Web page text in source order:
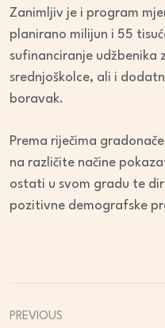
Zanimljiv je i program
planirano milijun i 55
sufinanciranje udžbenika
srednjoškolce, ali i
boravak.
Prema riječima
na različite načine
ostati u svom gradu te
pozitivne demografske
PREVIOUS